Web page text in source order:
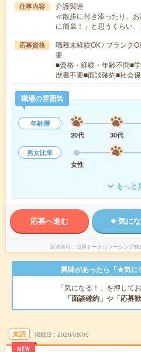
仕事内容
介護関連
≪散歩に付き添ったり、
に簡単！」と思うくらい
応募資格
職種未経験OK / ブランク
要
■資格・経験・年齢不問■
歴書不要■面談確約■社会
職場の雰囲気
年齢層
20代
30代
男女比率
女性
もっと
応募へ進む 気に
派遣会社 日研トータルソーシング
興味があったら「★気に
「気になる！」を押して
「面談確約」 や 「応募
未読
NEW
掲載日 2026/08/05